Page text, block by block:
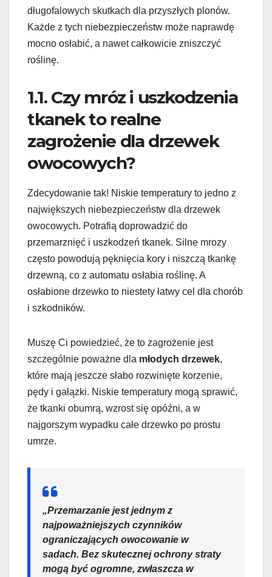
długofalowych skutkach dla przyszłych plonów.
Każde z tych niebezpieczeństw może naprawdę
mocno osłabić, a nawet całkowicie zniszczyć
roślinę.
1.1. Czy mróz i uszkodzenia
tkanek to realne
zagrożenie dla drzewek
owocowych?
Zdecydowanie tak! Niskie temperatury to jedno z
największych niebezpieczeństw dla drzewek
owocowych. Potrafią doprowadzić do
przemarznięć i uszkodzeń tkanek. Silne mrozy
często powodują pęknięcia kory i niszczą tkankę
drzewną, co z automatu osłabia roślinę. A
osłabione drzewko to niestety łatwy cel dla chorób
i szkodników.
Muszę Ci powiedzieć, że to zagrożenie jest
szczególnie poważne dla młodych drzewek,
które mają jeszcze słabo rozwinięte korzenie,
pędy i gałązki. Niskie temperatury mogą sprawić,
że tkanki obumrą, wzrost się opóźni, a w
najgorszym wypadku całe drzewko po prostu
umrze.
„Przemarzanie jest jednym z
najpoważniejszych czynników
ograniczających owocowanie w
sadach. Bez skutecznej ochrony straty
mogą być ogromne, zwłaszcza w